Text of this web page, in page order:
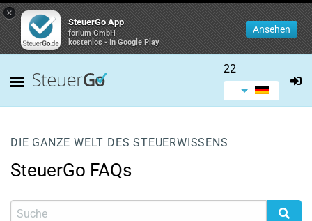
×
SteuerGo App
forium GmbH
kostenlos - In Google Play
Ansehen
22
DIE GANZE WELT DES STEUERWISSENS
SteuerGo FAQs